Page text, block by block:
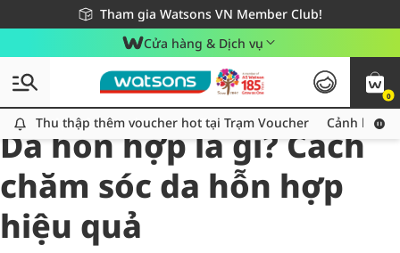
Tham gia Watsons VN Member Club!
Miễn phí giao hàng cho đơn hàng từ 249,000Đ
Giao hàng nhanh 24h - Áp dụng khu vực TP. Hồ Chí Minh
Cửa hàng & Dịch vụ
0
Thu thập thêm voucher hot tại Trạm Voucher
Thu thập thêm voucher hot tại Trạm Voucher Cảnh báo
All
Chăm Sóc Cá Nhân
Da hỗn hợp là gì? Cách
chăm sóc da hỗn hợp
hiệu quả